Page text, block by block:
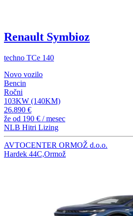
Renault Symbioz
techno TCe 140
Novo vozilo
Bencin
Ročni
103KW (140KM)
26.890 €
že od 190 € / mesec
NLB Hitri Lizing
AVTOCENTER ORMOŽ d.o.o.
Hardek 44C,Ormož